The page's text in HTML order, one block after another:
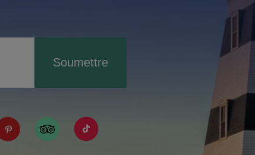
Soumettre
https://www.pinterest.ca/tourismpei/_created/
https://www.tripadvisor.ca/Tourism-
https://www.tiktok.com/tag/